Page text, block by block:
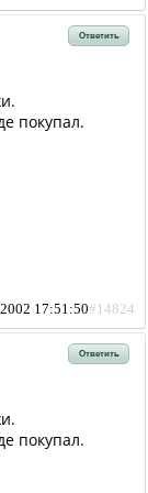
Ответить
покупал.
17:51:50#14824
Ответить
покупал.